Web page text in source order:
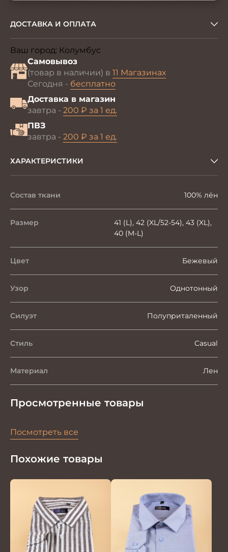
ДОСТАВКА И ОПЛАТА
Ваш город: Колумбус
Самовывоз
(товар в наличии) в 11 Магазинах
Сегодня - бесплатно
Доставка в магазин
завтра - 200 ₽ за 1 ед.
ПВЗ
завтра - 200 ₽ за 1 ед.
ХАРАКТЕРИСТИКИ
Состав ткани 100% лён
Размер
41 (L), 42 (XL/52-54), 43 (XL),
40 (M-L)
Цвет Бежевый
Узор Однотонный
Силуэт Полуприталенный
Стиль Casual
Материал Лен
Просмотренные товары
Посмотреть все
Похожие товары